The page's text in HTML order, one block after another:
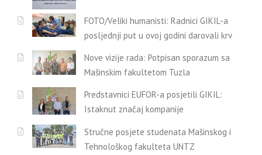
FOTO/Veliki humanisti: Radnici GIKIL-a
posljednji put u ovoj godini darovali krv
Nove vizije rada: Potpisan sporazum sa
Mašinskim fakultetom Tuzla
Predstavnici EUFOR-a posjetili GIKIL:
Istaknut značaj kompanije
Stručne posjete studenata Mašinskog i
Tehnološkog fakulteta UNTZ